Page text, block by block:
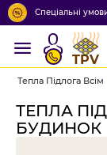
Спеціальні
TPV
Тепла Підлога Всім
ТЕПЛА
БУДИНОК